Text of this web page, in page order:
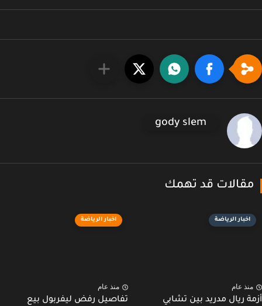
gody slem
قد تهمك
اخبار الرياضة
عام
ريال مدريد بين تشابي
اخبار الرياضة
منذ عام
تفاصيل رفض ليفربول بيع